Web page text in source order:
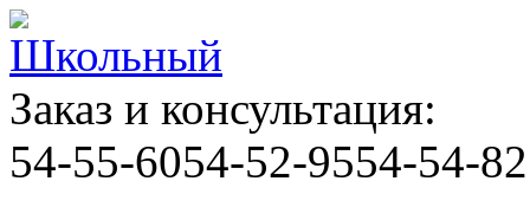
Заказ и консультация:
54-55-6054-52-9554-54-82